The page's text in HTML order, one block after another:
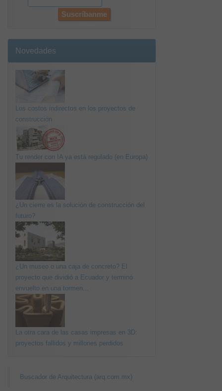
Novedades
Los costos indirectos en los proyectos de
construcción
Tu render con IA ya está regulado (en Europa)
¿Un cierre es la solución de construcción del
futuro?
¿Un museo o una caja de concreto? El
proyecto que dividió a Ecuador y terminó
envuelto en una tormen...
La otra cara de las casas impresas en 3D:
proyectos fallidos y millones perdidos
Buscador de Arquitectura (arq.com.mx)